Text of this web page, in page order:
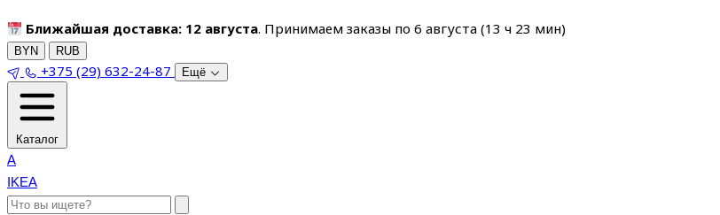
Ближайшая доставка: 12 августа. Принимаем заказы по 6 августа (13 ч 23 мин)
BYN RUB
+375 (29) 632-24-87 Ещё
Каталог
A
IKEA